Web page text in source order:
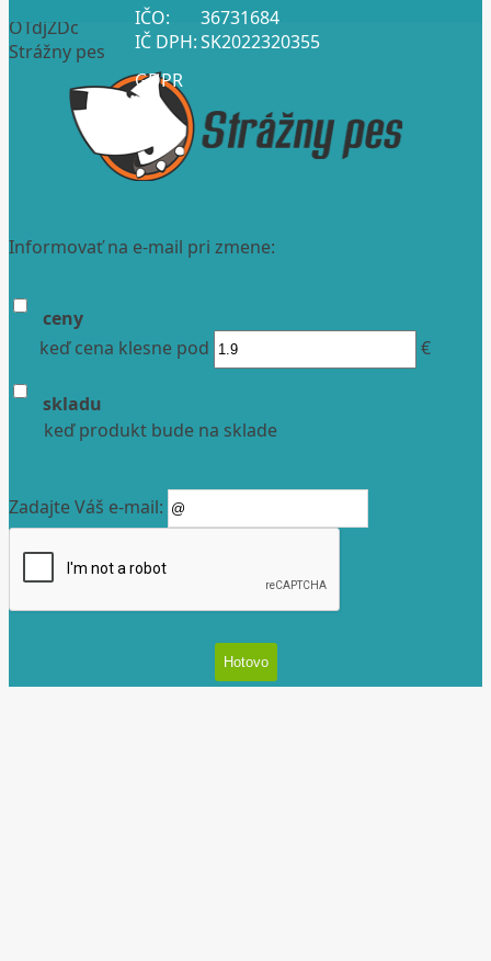
IČO:
36731684
IČ DPH:SK2022320355
GDPR
OTdjZDc
Strážny pes
Informovať na e-mail pri zmene:
ceny
keď cena klesne pod
€
skladu
keď produkt bude na sklade
Zadajte Váš e-mail: